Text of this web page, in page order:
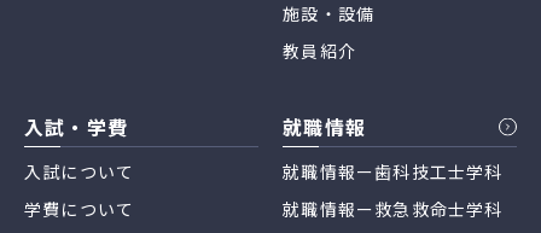
施設・設備
教員紹介
入試・学費
入試について
学費について
就職情報
就職情報ー歯科技工士学科
就職情報ー救急救命士学科